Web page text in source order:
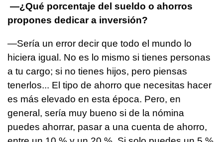
—¿Qué porcentaje del sueldo o ahorros
propones dedicar a inversión?
—Sería un error decir que todo el mundo lo
hiciera igual. No es lo mismo si tienes personas
a tu cargo; si no tienes hijos, pero piensas
tenerlos... El tipo de ahorro que necesitas hacer
es más elevado en esta época. Pero, en
general, sería muy bueno si de la nómina
puedes ahorrar, pasar a una cuenta de ahorro,